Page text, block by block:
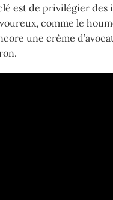
est de privilégier des
comme le
une crème